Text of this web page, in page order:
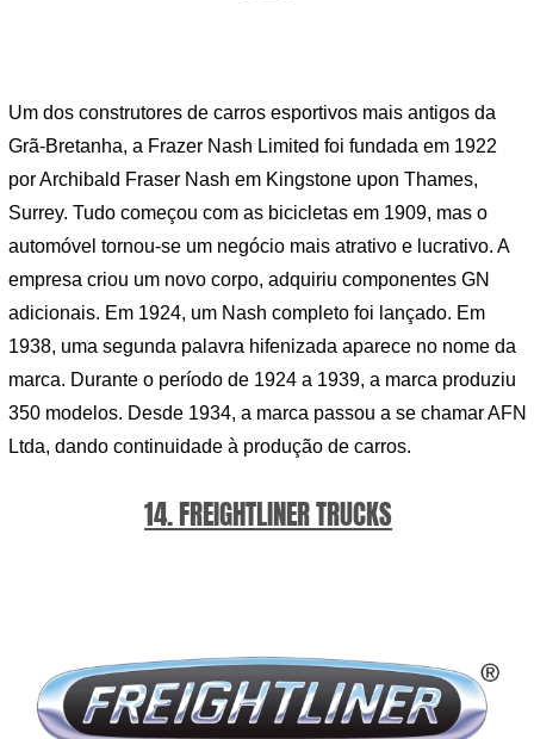
Um dos construtores de carros esportivos mais antigos da
Grã-Bretanha, a Frazer Nash Limited foi fundada em 1922
por Archibald Fraser Nash em Kingstone upon Thames,
Surrey. Tudo começou com as bicicletas em 1909, mas o
automóvel tornou-se um negócio mais atrativo e lucrativo. A
empresa criou um novo corpo, adquiriu componentes GN
adicionais. Em 1924, um Nash completo foi lançado. Em
1938, uma segunda palavra hifenizada aparece no nome da
marca. Durante o período de 1924 a 1939, a marca produziu
350 modelos. Desde 1934, a marca passou a se chamar AFN
Ltda, dando continuidade à produção de carros.
14. FREIGHTLINER TRUCKS